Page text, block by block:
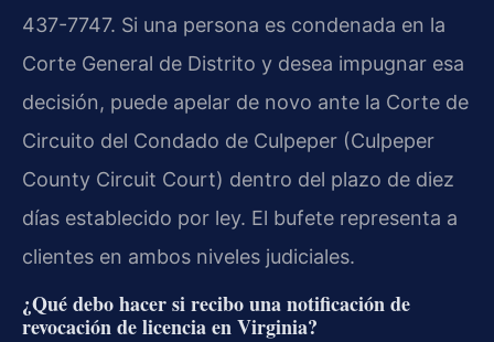
437-7747. Si una persona es condenada en la
Corte General de Distrito y desea impugnar esa
decisión, puede apelar de novo ante la Corte de
Circuito del Condado de Culpeper (Culpeper
County Circuit Court) dentro del plazo de diez
días establecido por ley. El bufete representa a
clientes en ambos niveles judiciales.
¿Qué debo hacer si recibo una notificación de
revocación de licencia en Virginia?